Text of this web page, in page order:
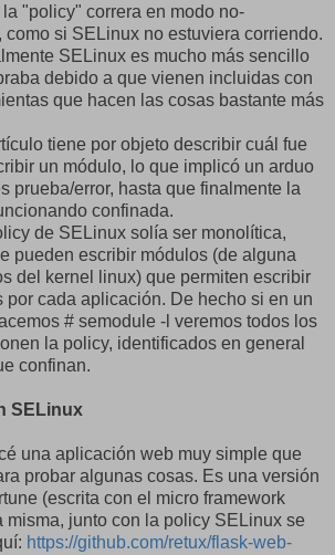
"policy" correra en modo no-
como si SELinux no estuviera corriendo.
SELinux es mucho más sencillo
debido a que vienen incluidas con
que hacen las cosas bastante más
tiene por objeto describir cuál fue
un módulo, lo que implicó un arduo
prueba/error, hasta que finalmente la
confinada.
de SELinux solía ser monolítica,
pueden escribir módulos (de alguna
del kernel linux) que permiten escribir
por cada aplicación. De hecho si en un
# semodule -l veremos todos los
la policy, identificados en general
confinan.
SELinux
una aplicación web muy simple que
probar algunas cosas. Es una versión
(escrita con el micro framework
misma, junto con la policy SELinux se
https://github.com/retux/flask-web-